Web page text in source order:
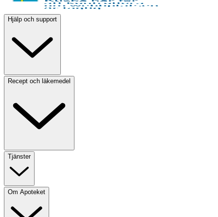
Hjälp och support
Recept och läkemedel
Tjänster
Om Apoteket